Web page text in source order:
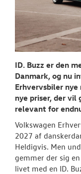
ID. Buzz er den
Danmark, og nu
Erhvervsbiler
nye priser, der vil
relevant for
Volkswagen
2027 af
Heldigvis. Men
gemmer der sig
livet med en ID.